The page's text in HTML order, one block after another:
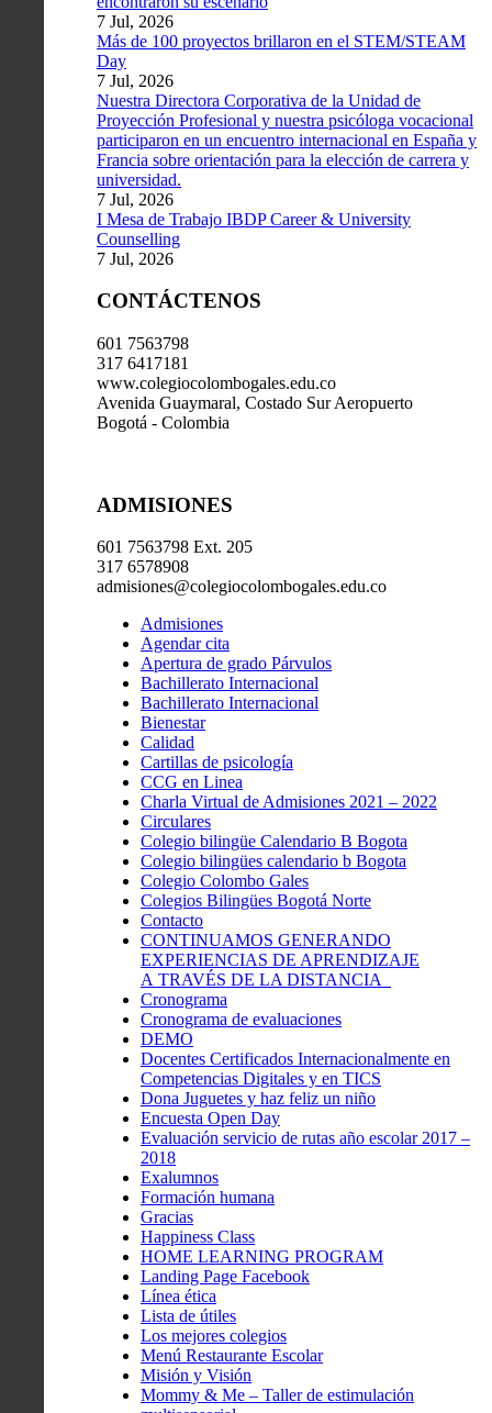
7 Jul, 2026
Más de 100 proyectos brillaron en el STEM/STEAM
Day
7 Jul, 2026
Nuestra Directora Corporativa de la Unidad de
Proyección Profesional y nuestra psicóloga vocacional
participaron en un encuentro internacional en España y
Francia sobre orientación para la elección de carrera y
universidad.
7 Jul, 2026
I Mesa de Trabajo IBDP Career & University
Counselling
7 Jul, 2026
CONTÁCTENOS
601 7563798
317 6417181
www.colegiocolombogales.edu.co
Avenida Guaymaral, Costado Sur Aeropuerto
Bogotá - Colombia
ADMISIONES
601 7563798 Ext. 205
317 6578908
admisiones@colegiocolombogales.edu.co
Admisiones
Agendar cita
Apertura de grado Párvulos
Bachillerato Internacional
Bachillerato Internacional
Bienestar
Calidad
Cartillas de psicología
CCG en Linea
Charla Virtual de Admisiones 2021 – 2022
Circulares
Colegio bilingüe Calendario B Bogota
Colegio bilingües calendario b Bogota
Colegio Colombo Gales
Colegios Bilingües Bogotá Norte
Contacto
CONTINUAMOS GENERANDO
EXPERIENCIAS DE APRENDIZAJE
A TRAVÉS DE LA DISTANCIA
Cronograma
Cronograma de evaluaciones
DEMO
Docentes Certificados Internacionalmente en
Competencias Digitales y en TICS
Dona Juguetes y haz feliz un niño
Encuesta Open Day
Evaluación servicio de rutas año escolar 2017 –
2018
Exalumnos
Formación humana
Gracias
Happiness Class
HOME LEARNING PROGRAM
Landing Page Facebook
Línea ética
Lista de útiles
Los mejores colegios
Menú Restaurante Escolar
Misión y Visión
Mommy & Me – Taller de estimulación